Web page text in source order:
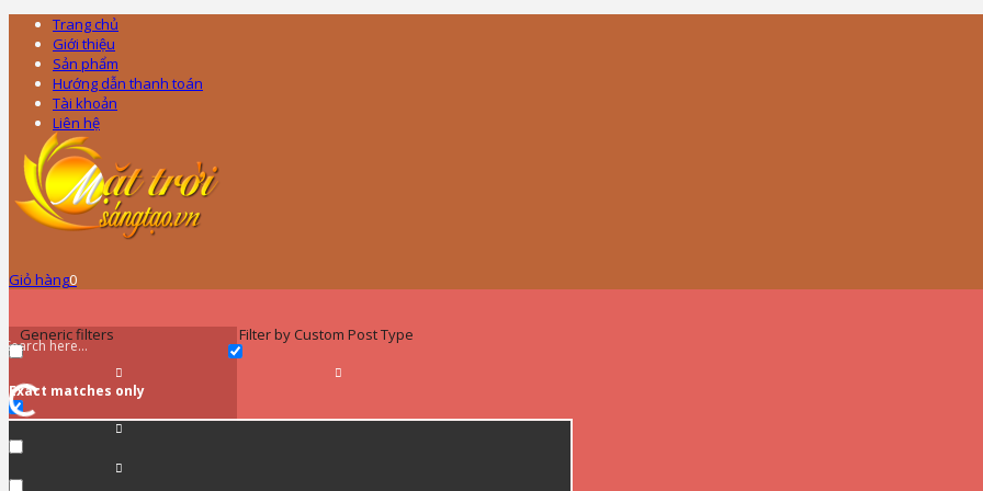
Trang chủ
Giới thiệu
Sản phẩm
Hướng dẫn thanh toán
Tài khoản
Liên hệ
Giỏ hàng0
Generic filters
Exact matches only
Filter by Custom Post Type